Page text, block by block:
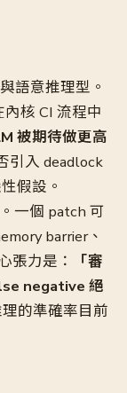
語意推理型。
核 CI 流程中
被期待做更高
引入 deadlock
假設。
一個 patch 可
barrier、
張力是：
「審
negative 絕
的準確率目前